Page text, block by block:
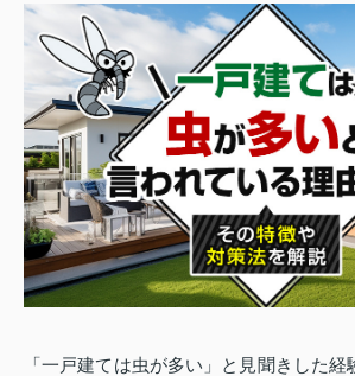
「一戸建ては虫が多い」と見聞きした